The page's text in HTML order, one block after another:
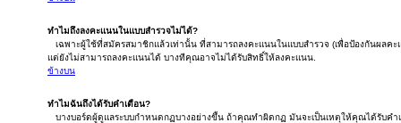
ทำไมถึงลงคะแนนในแบบสำรวจไม่ได้?
เฉพาะผู้ใช้ที่สมัครสมาชิกแล้วเท่านั้น ที่สามารถลงคะแนนในแบบสำรวจ (เพื่อป้องกันผล
แต่ยังไม่สามารถลงคะแนนได้ บางทีคุณอาจไม่ได้รับสิทธิ์ให้ลงคะแนน.
ข้างบน
ทำไมฉันถึงได้รับคำเตือน?
บางบอร์ดผู้ดูแลระบบกำหนดกฏบางอย่างขึ้น ถ้าคุณทำผิดกฏ มันจะเป็นเหตุให้คุณได้รับค